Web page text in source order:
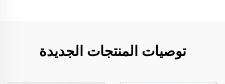
توصيات المنتجات الجديدة